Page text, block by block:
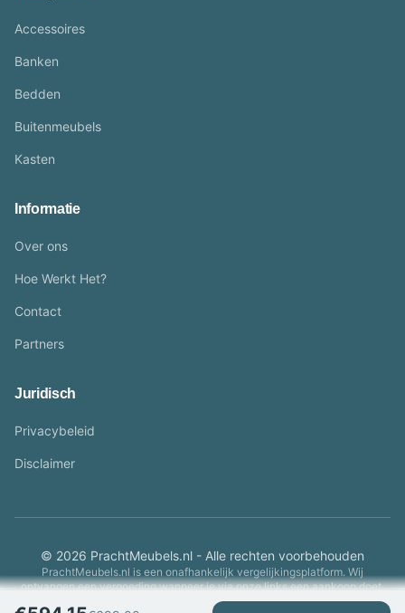
Accessoires
Banken
Bedden
Buitenmeubels
Kasten
Informatie
Over ons
Hoe Werkt Het?
Contact
Partners
Juridisch
Privacybeleid
Disclaimer
© 2026 PrachtMeubels.nl - Alle rechten voorbehouden
PrachtMeubels.nl is een onafhankelijk vergelijkingsplatform. Wij
ontvangen een vergoeding wanneer je via onze links een aankoop doet.